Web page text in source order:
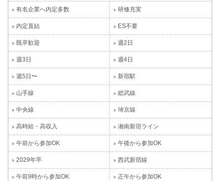
有名企業へ内定多数 研修充実
内定直結 ES不要
既卒歓迎 週2日
週3日 週4日
週5日〜 新宿駅
山手線 総武線
中央線 埼京線
高時給・高収入 湘南新宿ライン
午前から参加OK 午後から参加OK
2029年卒 西武新宿線
午前9時から参加OK 正午から参加OK